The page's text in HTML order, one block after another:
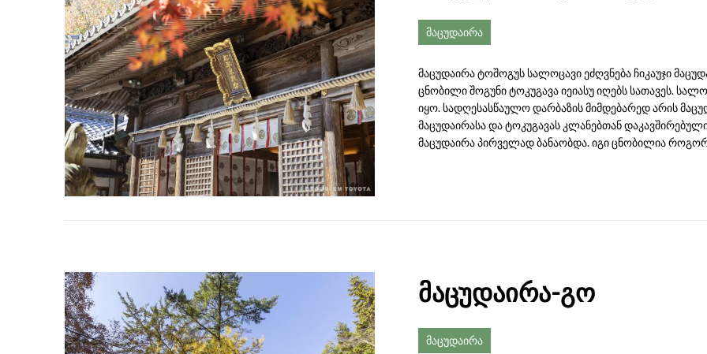
მაცუდაირა
მაცუდაირა ტოშოგუს სალოცავი ეძღვნება ჩიკაუჯი
ცნობილი შოგუნი ტოკუგავა იეიასუ იღებს სათავეს.
იყო. სადღესასწაულო დარბაზის მიმდებარედ არის
მაცუდაირასა და ტოკუგავას კლანებთან
მაცუდაირა პირველად ბანაობდა. იგი ცნობილია
მაცუდაირა-გო
მაცუდაირა